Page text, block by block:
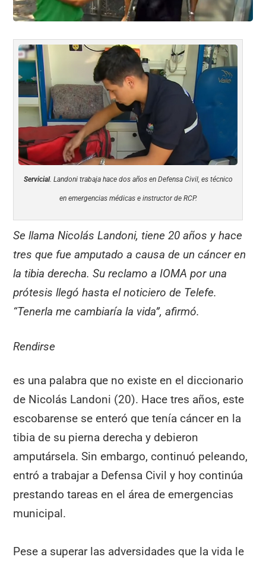
Servicial. Landoni trabaja hace dos años en Defensa Civil, es técnico
en emergencias médicas e instructor de RCP.
Se llama Nicolás Landoni, tiene 20 años y hace
tres que fue amputado a causa de un cáncer en
la tibia derecha. Su reclamo a IOMA por una
prótesis llegó hasta el noticiero de Telefe.
“Tenerla me cambiaría la vida”, afirmó.
Rendirse
es una palabra que no existe en el diccionario
de Nicolás Landoni (20). Hace tres años, este
escobarense se enteró que tenía cáncer en la
tibia de su pierna derecha y debieron
amputársela. Sin embargo, continuó peleando,
entró a trabajar a Defensa Civil y hoy continúa
prestando tareas en el área de emergencias
municipal.
Pese a superar las adversidades que la vida le